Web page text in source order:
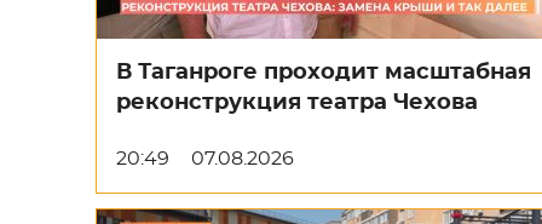
В Таганроге проходит масштабная
реконструкция театра Чехова
20:49 07.08.2026